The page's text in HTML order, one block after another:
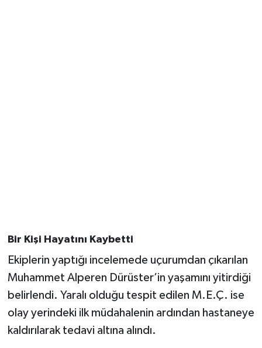
Bir Kişi Hayatını Kaybetti
Ekiplerin yaptığı incelemede uçurumdan çıkarılan
Muhammet Alperen Dürüster’in yaşamını yitirdiği
belirlendi. Yaralı olduğu tespit edilen M.E.Ç. ise
olay yerindeki ilk müdahalenin ardından hastaneye
kaldırılarak tedavi altına alındı.